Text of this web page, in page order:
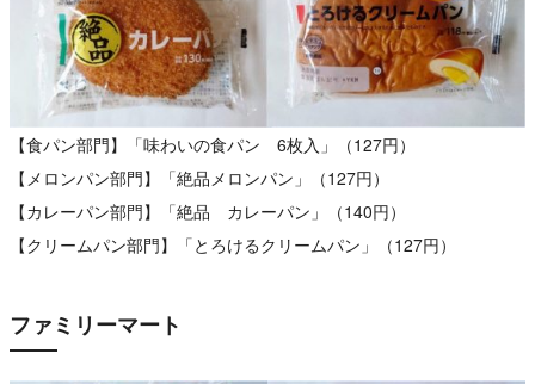
【食パン部門】「味わいの食パン 6枚入」（127円）
【メロンパン部門】「絶品メロンパン」（127円）
【カレーパン部門】「絶品 カレーパン」（140円）
【クリームパン部門】「とろけるクリームパン」（127円）
ファミリーマート